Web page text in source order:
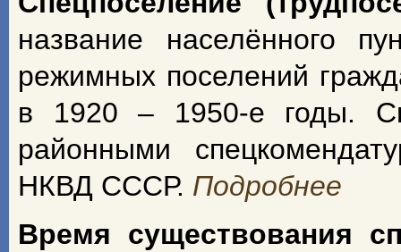
название населённого
режимных поселений
в 1920 – 1950-е годы.
районными
НКВД СССР. Подробнее
Время существования